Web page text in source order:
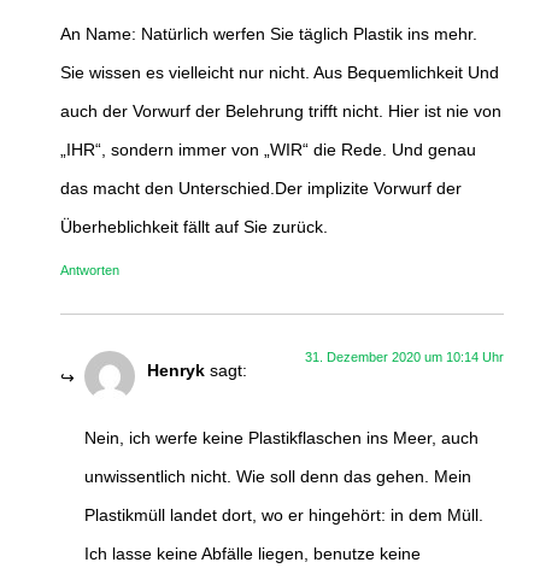
An Name: Natürlich werfen Sie täglich Plastik ins mehr.
Sie wissen es vielleicht nur nicht. Aus Bequemlichkeit Und
auch der Vorwurf der Belehrung trifft nicht. Hier ist nie von
„IHR“, sondern immer von „WIR“ die Rede. Und genau
das macht den Unterschied.Der implizite Vorwurf der
Überheblichkeit fällt auf Sie zurück.
Antworten
Henryk sagt:
31. Dezember 2020 um 10:14 Uhr
Nein, ich werfe keine Plastikflaschen ins Meer, auch
unwissentlich nicht. Wie soll denn das gehen. Mein
Plastikmüll landet dort, wo er hingehört: in dem Müll.
Ich lasse keine Abfälle liegen, benutze keine